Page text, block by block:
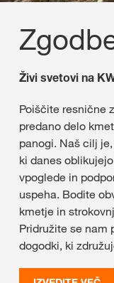
Živi svetovi na
Poiščite resnične
predano delo
panogi. Naš cilj
ki danes
vpoglede in
uspeha. Bodite
kmetje in
Pridružite se nam
dogodki, ki